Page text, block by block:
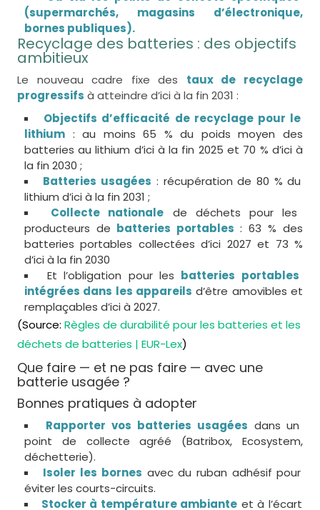
(supermarchés, magasins d’électronique,
bornes publiques).
Recyclage des batteries : des objectifs
ambitieux
Le nouveau cadre fixe des taux de recyclage
progressifs à atteindre d’ici à la fin 2031 :
Objectifs d’efficacité de recyclage pour le
lithium: au moins 65 % du poids moyen des
batteries au lithium d’ici à la fin 2025 et 70 % d’ici à
la fin 2030 ;
Batteries usagées : récupération de 80 % du
lithium d’ici à la fin 2031 ;
Collecte nationale de déchets pour les
producteurs de batteries portables: 63 % des
batteries portables collectées d’ici 2027 et 73 %
d’ici à la fin 2030
Et l’obligation pour les batteries portables
intégrées dans les appareils d’être amovibles et
remplaçables d’ici à 2027.
(Source: Règles de durabilité pour les batteries et les
déchets de batteries | EUR-Lex)
Que faire — et ne pas faire — avec une
batterie usagée ?
Bonnes pratiques à adopter
Rapporter vos batteries usagées dans un
point de collecte agréé (Batribox, Ecosystem,
déchetterie).
Isoler les bornes avec du ruban adhésif pour
éviter les courts-circuits.
Stocker à température ambiante et à l’écart